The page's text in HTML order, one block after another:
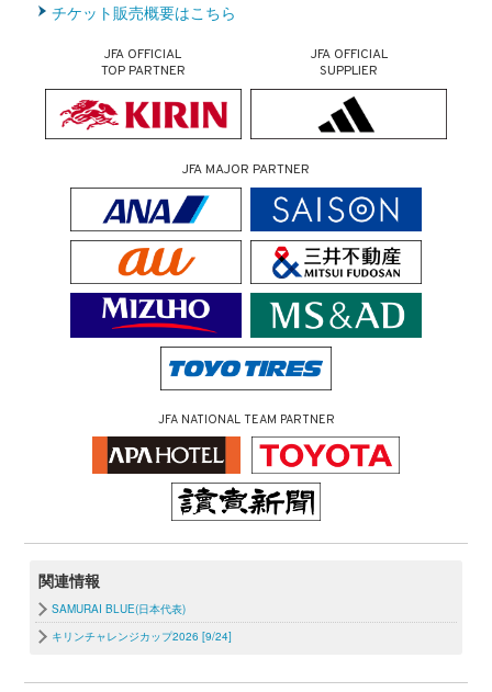
チケット販売概要はこちら
JFA OFFICIAL
TOP PARTNER
JFA OFFICIAL
SUPPLIER
JFA MAJOR PARTNER
JFA NATIONAL TEAM PARTNER
関連情報
SAMURAI BLUE(日本代表)
キリンチャレンジカップ2026 [9/24]